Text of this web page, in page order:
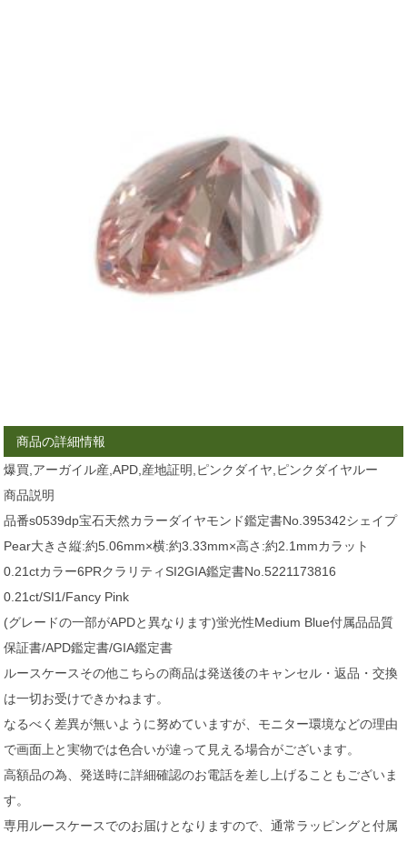
商品の詳細情報
爆買,アーガイル産,APD,産地証明,ピンクダイヤ,ピンクダイヤルー
商品説明
品番s0539dp宝石天然カラーダイヤモンド鑑定書No.395342シェイプ
Pear大きさ縦:約5.06mm×横:約3.33mm×高さ:約2.1mmカラット
0.21ctカラー6PRクラリティSI2GIA鑑定書No.5221173816
0.21ct/SI1/Fancy Pink
(グレードの一部がAPDと異なります)蛍光性Medium Blue付属品品質
保証書/APD鑑定書/GIA鑑定書
ルースケースその他こちらの商品は発送後のキャンセル・返品・交換
は一切お受けできかねます。
なるべく差異が無いように努めていますが、モニター環境などの理由
で画面上と実物では色合いが違って見える場合がございます。
高額品の為、発送時に詳細確認のお電話を差し上げることもございま
す。
専用ルースケースでのお届けとなりますので、通常ラッピングと付属